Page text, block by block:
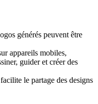
générés peuvent être
appareils mobiles,
guider et créer des
le partage des designs